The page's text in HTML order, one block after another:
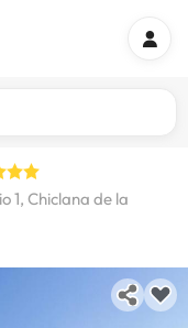
1, Chiclana de la